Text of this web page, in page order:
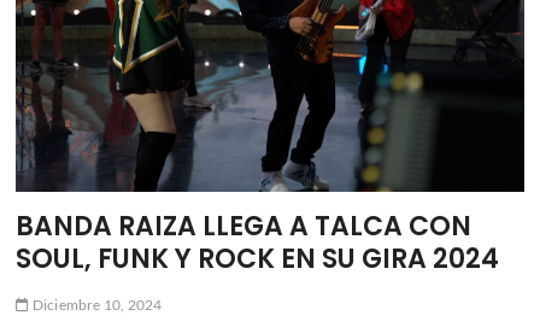
BANDA RAIZA LLEGA A TALCA CON
SOUL, FUNK Y ROCK EN SU GIRA 2024
Diciembre 10, 2024